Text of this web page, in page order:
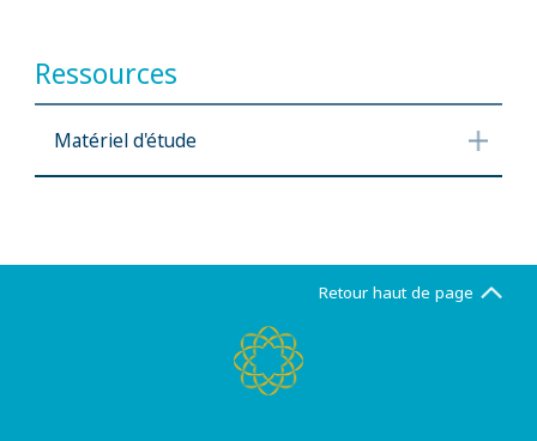
Ressources
Matériel d'étude
Retour haut de page